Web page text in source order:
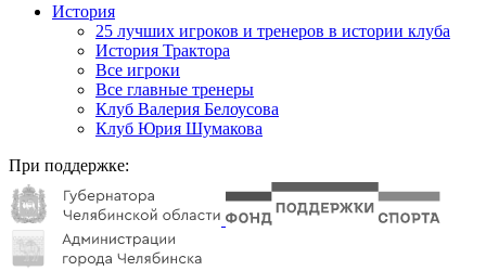
История
25 лучших игроков и тренеров в истории клуба
История Трактора
Все игроки
Все главные тренеры
Клуб Валерия Белоусова
Клуб Юрия Шумакова
При поддержке: